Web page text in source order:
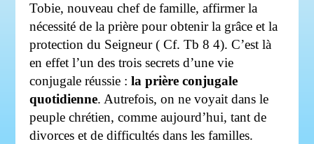
Tobie, nouveau chef de famille, affirmer la
nécessité de la prière pour obtenir la grâce et la
protection du Seigneur ( Cf. Tb 8 4). C’est là
en effet l’un des trois secrets d’une vie
conjugale réussie : la prière conjugale
quotidienne. Autrefois, on ne voyait dans le
peuple chrétien, comme aujourd’hui, tant de
divorces et de difficultés dans les familles.